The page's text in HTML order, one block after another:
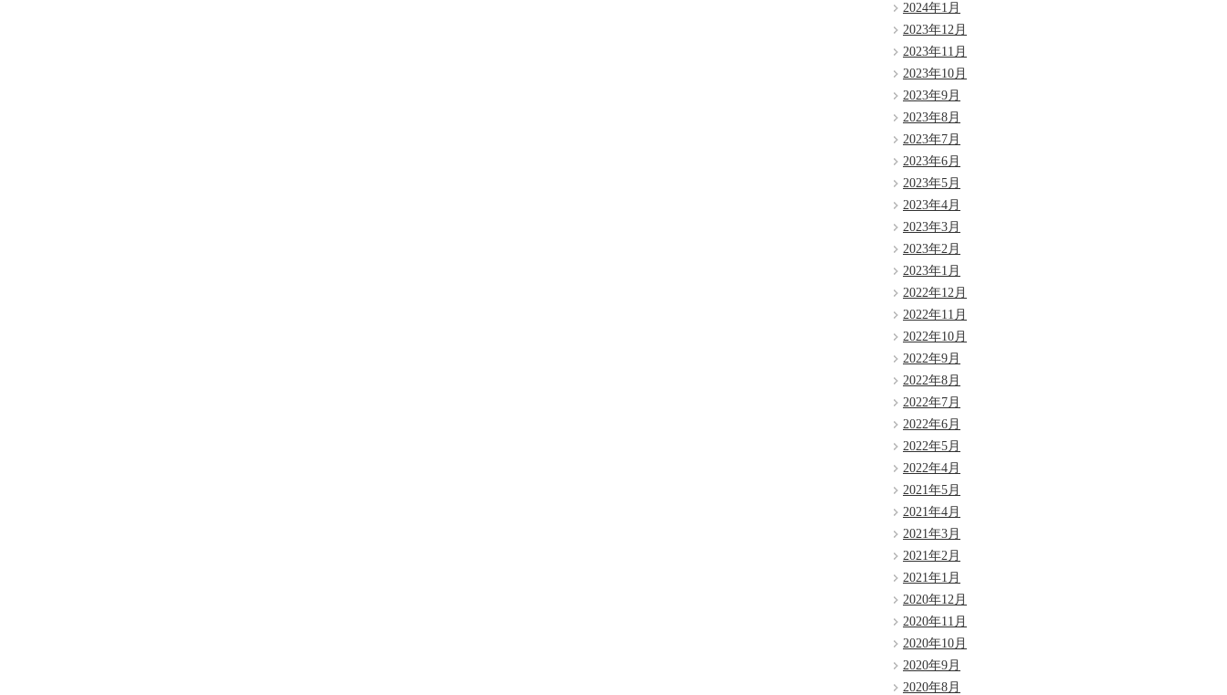
2024年1月
2023年12月
2023年11月
2023年10月
2023年9月
2023年8月
2023年7月
2023年6月
2023年5月
2023年4月
2023年3月
2023年2月
2023年1月
2022年12月
2022年11月
2022年10月
2022年9月
2022年8月
2022年7月
2022年6月
2022年5月
2022年4月
2021年5月
2021年4月
2021年3月
2021年2月
2021年1月
2020年12月
2020年11月
2020年10月
2020年9月
2020年8月